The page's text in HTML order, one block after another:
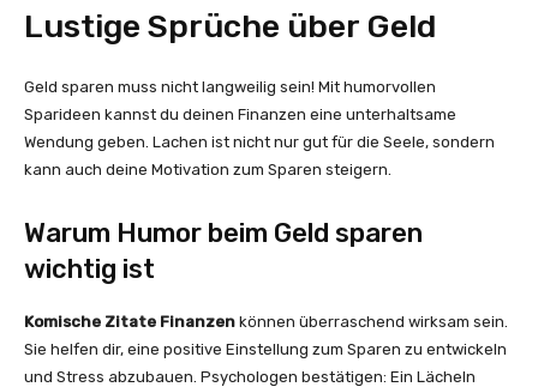
Lustige Sprüche über Geld
Geld sparen muss nicht langweilig sein! Mit humorvollen
Sparideen kannst du deinen Finanzen eine unterhaltsame
Wendung geben. Lachen ist nicht nur gut für die Seele, sondern
kann auch deine Motivation zum Sparen steigern.
Warum Humor beim Geld sparen
wichtig ist
Komische Zitate Finanzen können überraschend wirksam sein.
Sie helfen dir, eine positive Einstellung zum Sparen zu entwickeln
und Stress abzubauen. Psychologen bestätigen: Ein Lächeln